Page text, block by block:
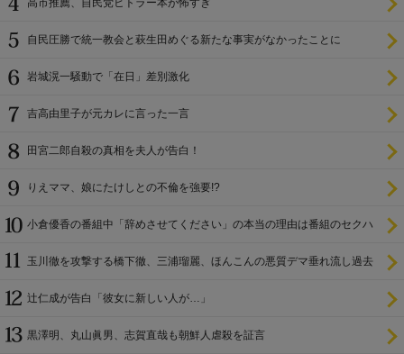
高市推薦、自民党ヒトラー本が怖すぎ
自民圧勝で統一教会と萩生田めぐる新たな事実がなかったことに
岩城滉一騒動で「在日」差別激化
吉高由里子が元カレに言った一言
田宮二郎自殺の真相を夫人が告白！
りえママ、娘にたけしとの不倫を強要!?
小倉優香の番組中「辞めさせてください」の本当の理由は番組のセクハ
玉川徹を攻撃する橋下徹、三浦瑠麗、ほんこんの悪質デマ垂れ流し過去
辻仁成が告白「彼女に新しい人が…」
黒澤明、丸山眞男、志賀直哉も朝鮮人虐殺を証言